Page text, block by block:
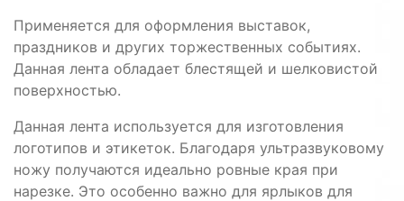
Применяется для оформления выставок,
праздников и других торжественных событиях.
Данная лента обладает блестящей и шелковистой
поверхностью.
Данная лента используется для изготовления
логотипов и этикеток. Благодаря ультразвуковому
ножу получаются идеально ровные края при
нарезке. Это особенно важно для ярлыков для